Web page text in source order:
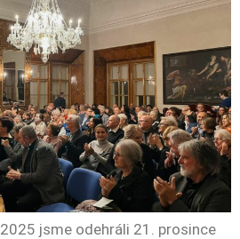
jsme odehráli 21. prosince